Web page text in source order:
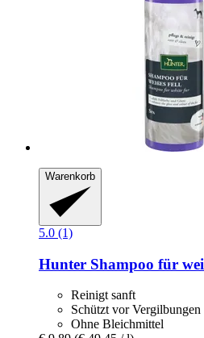
Warenkorb
5.0 (1)
Hunter Shampoo für
Reinigt sanft
Schützt vor Vergilbungen
Ohne Bleichmittel